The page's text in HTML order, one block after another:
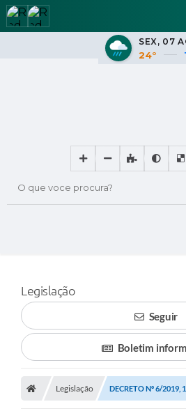
O que voce procura?
SEX 07
24°
Legislação
Seguir
Boletim
Legislação DECRETO Nº 6/2019,